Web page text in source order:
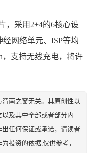
，采用2+4的6核心设
网络单元、ISP等均
，支持无线充电，将许
南之窗无关。其原创性以
及其中全部或者部分内
任何保证或承诺，请读者
投资的依据,仅供参考，